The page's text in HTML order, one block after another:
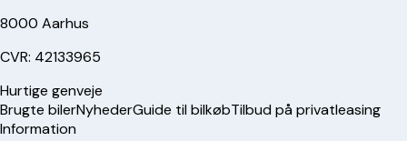
8000 Aarhus
CVR: 42133965
Hurtige genveje
Brugte bilerNyhederGuide til bilkøbTilbud på privatleasing
Information